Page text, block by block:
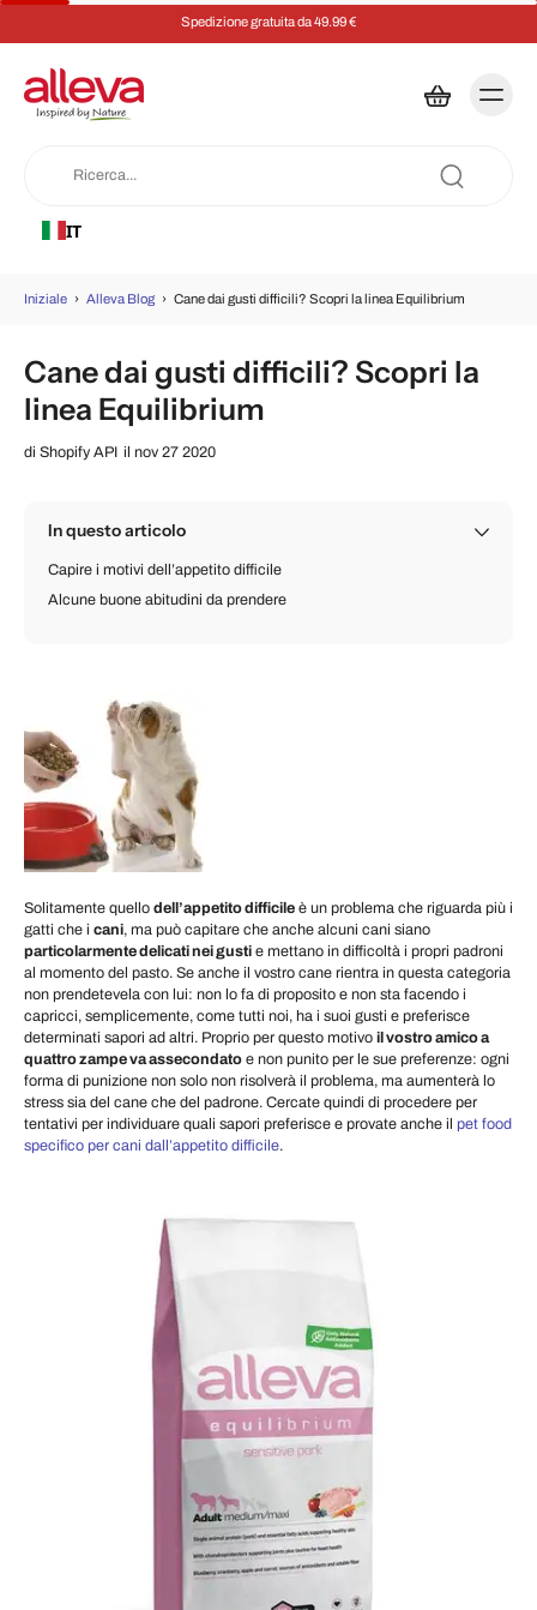
Spedizione gratuita da 49.99 €
IT
Iniziale › Alleva Blog › Cane dai gusti difficili? Scopri la linea Equilibrium
Cane dai gusti difficili? Scopri la
linea Equilibrium
di Shopify API il nov 27 2020
In questo articolo
Capire i motivi dell’appetito difficile
Alcune buone abitudini da prendere
Solitamente quello dell’appetito difficile è un problema che riguarda più i
gatti che i cani, ma può capitare che anche alcuni cani siano
particolarmente delicati nei gusti e mettano in difficoltà i propri padroni
al momento del pasto. Se anche il vostro cane rientra in questa categoria
non prendetevela con lui: non lo fa di proposito e non sta facendo i
capricci, semplicemente, come tutti noi, ha i suoi gusti e preferisce
determinati sapori ad altri. Proprio per questo motivo il vostro amico a
quattro zampe va assecondato e non punito per le sue preferenze: ogni
forma di punizione non solo non risolverà il problema, ma aumenterà lo
stress sia del cane che del padrone. Cercate quindi di procedere per
tentativi per individuare quali sapori preferisce e provate anche il pet food
specifico per cani dall’appetito difficile.